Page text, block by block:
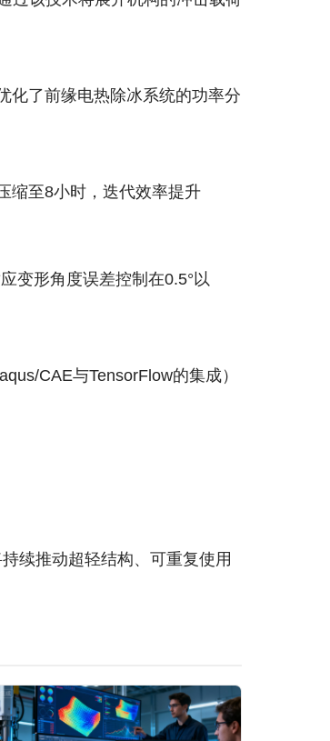
化了前缘电热除冰系统的功率分
缩至8小时，迭代效率提升
变形角度误差控制在0.5°以
CAE与TensorFlow的集成）
续推动超轻结构、可重复使用